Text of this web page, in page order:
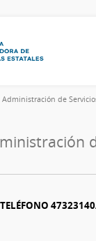
Administración de